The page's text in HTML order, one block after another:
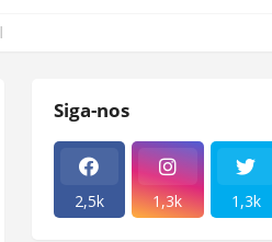
Siga-nos
2,5k 1,3k 1,3k